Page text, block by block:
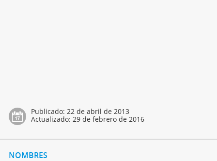
Publicado: 22 de abril de 2013
Actualizado: 29 de febrero de 2016
NOMBRES